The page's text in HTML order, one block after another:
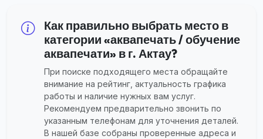
Как правильно выбрать место в
категории «аквапечать / обучение
аквапечати» в г. Актау?
При поиске подходящего места обращайте
внимание на рейтинг, актуальность графика
работы и наличие нужных вам услуг.
Рекомендуем предварительно звонить по
указанным телефонам для уточнения деталей.
В нашей базе собраны проверенные адреса и